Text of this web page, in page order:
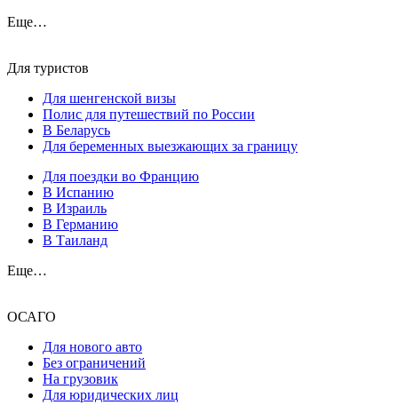
Еще…
Для туристов
Для шенгенской визы
Полис для путешествий по России
В Беларусь
Для беременных выезжающих за границу
Для поездки во Францию
В Испанию
В Израиль
В Германию
В Таиланд
Еще…
ОСАГО
Для нового авто
Без ограничений
На грузовик
Для юридических лиц